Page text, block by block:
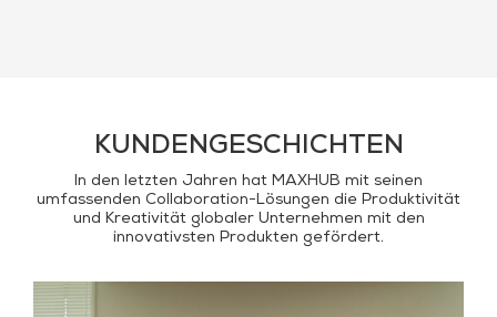
KUNDENGESCHICHTEN
In den letzten Jahren hat MAXHUB mit seinen
umfassenden Collaboration-Lösungen die Produktivität
und Kreativität globaler Unternehmen mit den
innovativsten Produkten gefördert.